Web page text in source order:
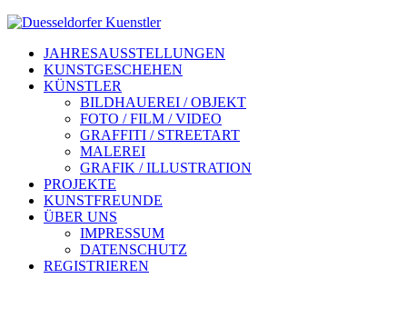
JAHRESAUSSTELLUNGEN
KUNSTGESCHEHEN
KÜNSTLER
BILDHAUEREI / OBJEKT
FOTO / FILM / VIDEO
GRAFFITI / STREETART
MALEREI
GRAFIK / ILLUSTRATION
PROJEKTE
KUNSTFREUNDE
ÜBER UNS
IMPRESSUM
DATENSCHUTZ
REGISTRIEREN